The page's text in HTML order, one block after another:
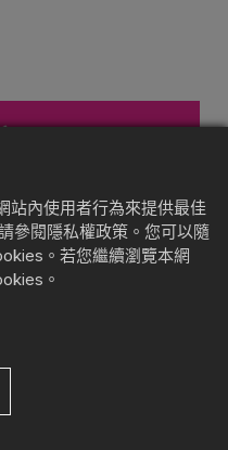
帶有淡雅清新的綠茶香
茶或甜品，開蓋即食，
站內使用者行為來提供最佳
參閱隱私權政策。您可以隨
。若您繼續瀏覽本網
。